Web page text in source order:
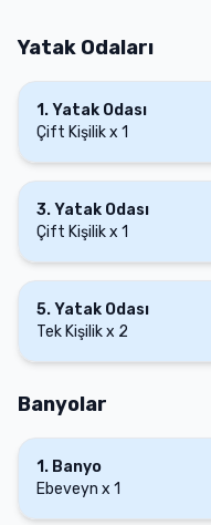
Yatak Odaları
1 .Yatak Odası
Çift Kişilikx 1
3.Yatak Odası
Çift Kişilikx 1
5.Yatak Odası
Tek Kişilikx 2
Banyolar
1 . Banyo
Ebeveyn x 1